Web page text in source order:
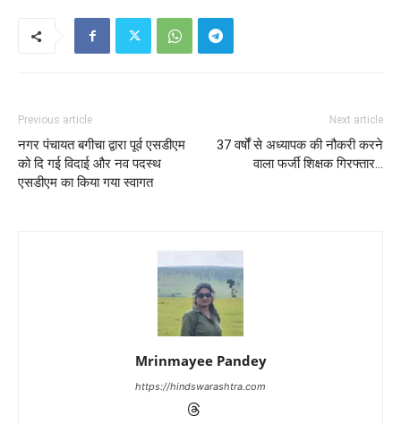
Previous article
नगर पंचायत बगीचा द्वारा पूर्व एसडीएम
को दि गई विदाई और नव पदस्थ
एसडीएम का किया गया स्वागत
Next article
37 वर्षोंं से अध्यापक की नौकरी करने
वाला फर्जी शिक्षक गिरफ्तार…
Mrinmayee Pandey
https://hindswarashtra.com